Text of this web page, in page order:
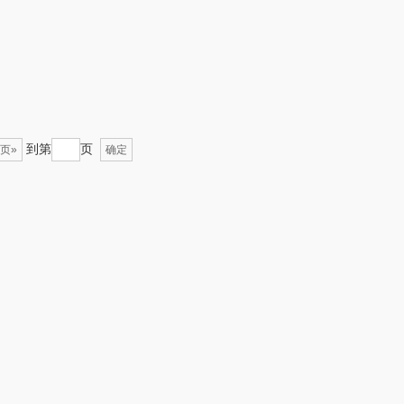
鼻子 乐扣乐扣（箱包杯
» 到第 页 确定